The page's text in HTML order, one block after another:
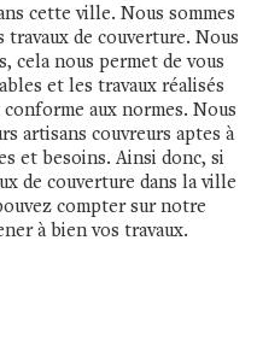
cette ville. Nous sommes
travaux de couverture. Nous
cela nous permet de vous
et les travaux réalisés
aux normes. Nous
artisans couvreurs aptes à
et besoins. Ainsi donc, si
de couverture dans la ville
compter sur notre
à bien vos travaux.